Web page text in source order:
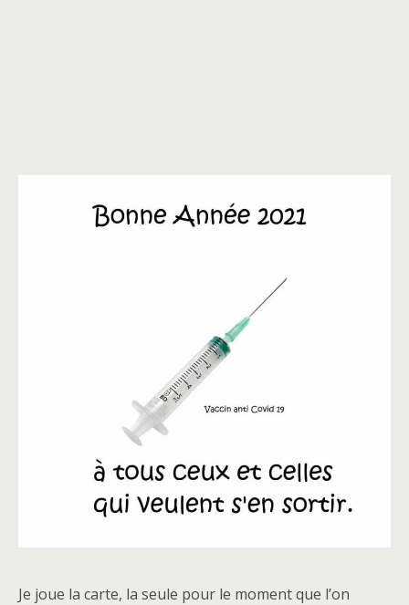
Je joue la carte, la seule pour le moment que l’on